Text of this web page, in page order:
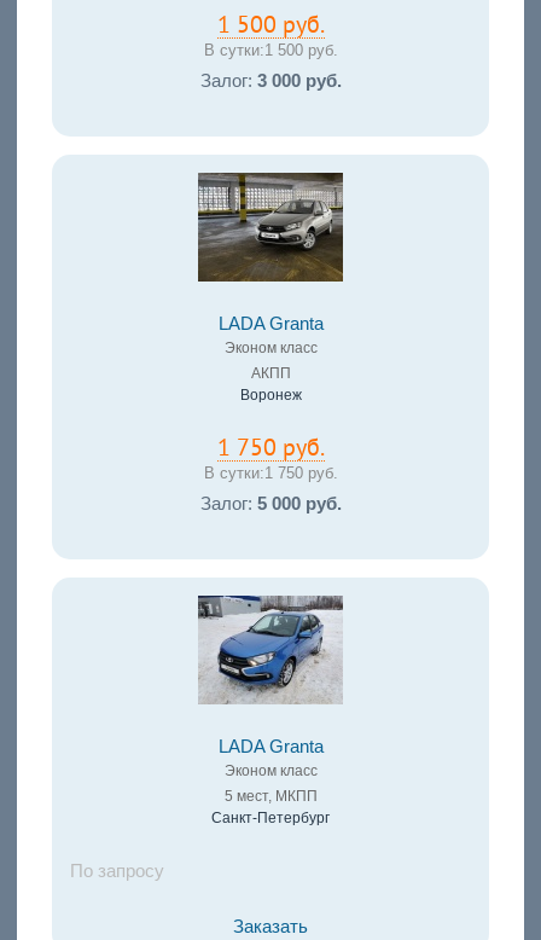
1 500 руб.
В сутки:1 500 руб.
Залог: 3 000 руб.
LADA Granta
Эконом класс
АКПП
Воронеж
1 750 руб.
В сутки:1 750 руб.
Залог: 5 000 руб.
LADA Granta
Эконом класс
5 мест, МКПП
Санкт-Петербург
По запросу
Заказать